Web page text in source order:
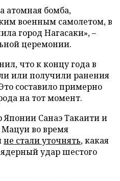
атомная бомба,
военным самолетом, в
город Нагасаки», –
церемонии.
что к концу года в
или получили ранения
составило примерно
на тот момент.
Санаэ Такаити и
во время
не стали уточнять, какая
удар шестого